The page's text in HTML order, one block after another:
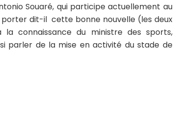
Souaré, qui participe actuellement au
porter dit-il cette bonne nouvelle (les deux
connaissance du ministre des sports,
parler de la mise en activité du stade de